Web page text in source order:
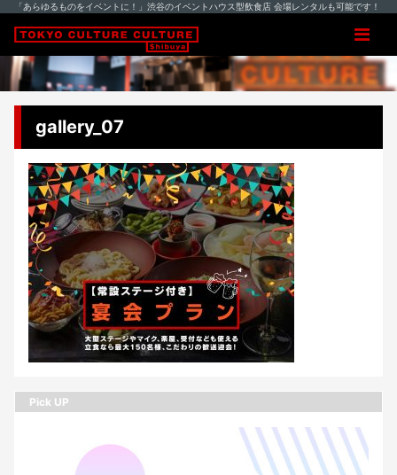
「あらゆるものをイベントに！」渋谷のイベントハウス型飲食店 会場レンタルも可能です！
gallery_07
Pick UP